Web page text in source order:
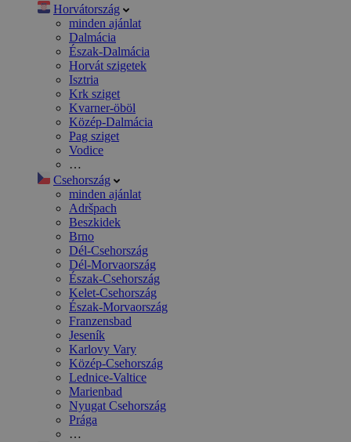
Horvátország
minden ajánlat
Dalmácia
Észak-Dalmácia
Horvát szigetek
Isztria
Krk sziget
Kvarner-öböl
Közép-Dalmácia
Pag sziget
Vodice
…
Csehország
minden ajánlat
Adršpach
Beszkidek
Brno
Dél-Csehország
Dél-Morvaország
Észak-Csehország
Kelet-Csehország
Észak-Morvaország
Franzensbad
Jeseník
Karlovy Vary
Közép-Csehország
Lednice-Valtice
Marienbad
Nyugat Csehország
Prága
…